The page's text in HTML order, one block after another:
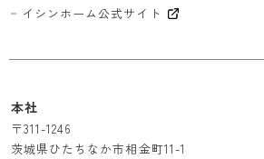
イシンホーム公式サイト
本社
〒311-1246
茨城県ひたちなか市相金町11-1